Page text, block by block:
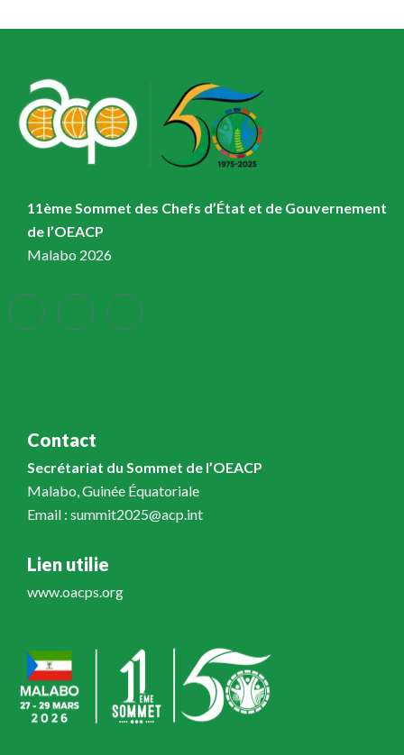
11ème Sommet des Chefs d’État et de Gouvernement
de l’OEACP
Malabo 2026
Contact
Secrétariat du Sommet de l’OEACP
Malabo, Guinée Équatoriale
Email : summit2025@acp.int
Lien utilie
www.oacps.org